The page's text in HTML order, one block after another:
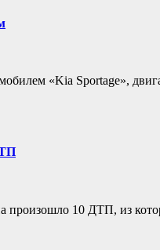
«Kia Sportage»,
произошло 10 ДТП, из